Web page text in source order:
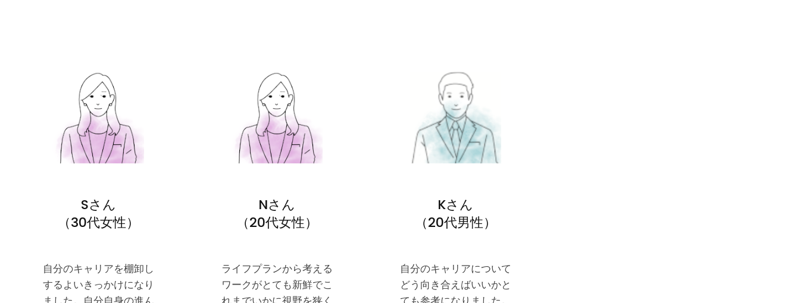
Sさん
（30代女性）
自分のキャリアを棚卸し
するよいきっかけになり
Nさん
（20代女性）
ライフプランから考える
ワークがとても新鮮でこ
Kさん
（20代男性）
自分のキャリアについて
どう向き合えばいいかと